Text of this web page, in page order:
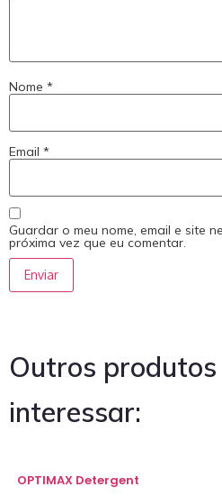
Nome *
Email *
Guardar o meu nome, email e site
próxima vez que eu comentar.
Outros
interessar:
OPTIMAX Detergent